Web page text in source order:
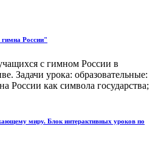
России"
с гимном России в
Задачи урока: образовательные:
России как символа государства;
миру. Блок интерактивных уроков по